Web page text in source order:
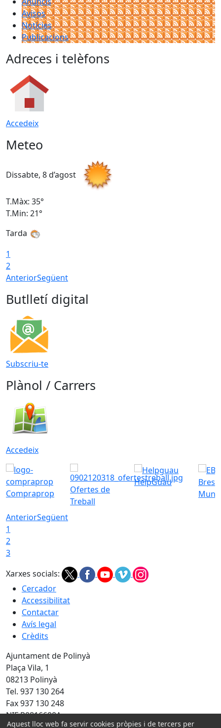
Avisos
Notícies
Publicacions
Adreces i telèfons
Accedeix
Meteo
Dissabte, 8 d’agost
T.Màx: 35°
T.Min: 21°
Tarda
1
2
AnteriorSegüent
Butlletí digital
Subscriu-te
Plànol / Carrers
Accedeix
Compraprop
Ofertes de
Treball
HelpGuau
AnteriorSegüent
1
2
3
Xarxes socials:
Cercador
Accessibilitat
Contactar
Avís legal
Crèdits
Ajuntament de Polinyà
Plaça Vila, 1
08213 Polinyà
Tel. 937 130 264
Fax 937 130 248
NIF P0816600A
Aquest lloc web fa servir cookies pròpies i de tercers per